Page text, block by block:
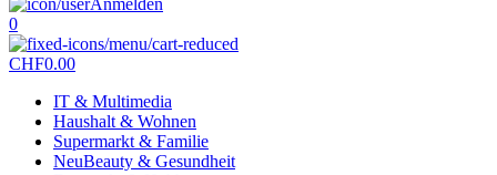
Anmelden
0
CHF0.00
IT & Multimedia
Haushalt & Wohnen
Supermarkt & Familie
NeuBeauty & Gesundheit